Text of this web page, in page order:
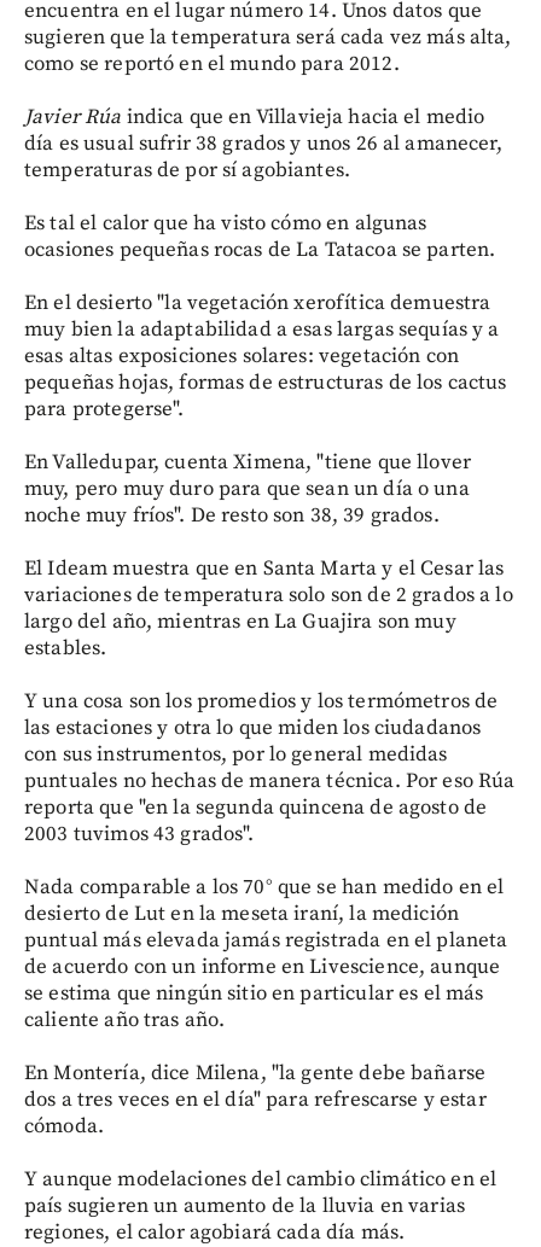
encuentra en el lugar número 14. Unos datos que
sugieren que la temperatura será cada vez más alta,
como se reportó en el mundo para 2012.
Javier Rúa indica que en Villavieja hacia el medio
día es usual sufrir 38 grados y unos 26 al amanecer,
temperaturas de por sí agobiantes.
Es tal el calor que ha visto cómo en algunas
ocasiones pequeñas rocas de La Tatacoa se parten.
En el desierto "la vegetación xerofítica demuestra
muy bien la adaptabilidad a esas largas sequías y a
esas altas exposiciones solares: vegetación con
pequeñas hojas, formas de estructuras de los cactus
para protegerse".
En Valledupar, cuenta Ximena, "tiene que llover
muy, pero muy duro para que sean un día o una
noche muy fríos". De resto son 38, 39 grados.
El Ideam muestra que en Santa Marta y el Cesar las
variaciones de temperatura solo son de 2 grados a lo
largo del año, mientras en La Guajira son muy
estables.
Y una cosa son los promedios y los termómetros de
las estaciones y otra lo que miden los ciudadanos
con sus instrumentos, por lo general medidas
puntuales no hechas de manera técnica. Por eso Rúa
reporta que "en la segunda quincena de agosto de
2003 tuvimos 43 grados".
Nada comparable a los 70° que se han medido en el
desierto de Lut en la meseta iraní, la medición
puntual más elevada jamás registrada en el planeta
de acuerdo con un informe en Livescience, aunque
se estima que ningún sitio en particular es el más
caliente año tras año.
En Montería, dice Milena, "la gente debe bañarse
dos a tres veces en el día" para refrescarse y estar
cómoda.
Y aunque modelaciones del cambio climático en el
país sugieren un aumento de la lluvia en varias
regiones, el calor agobiará cada día más.